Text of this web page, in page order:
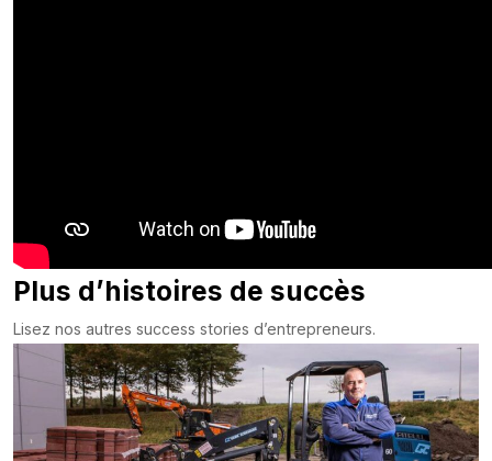
Plus d’histoires de succès
Lisez nos autres success stories d’entrepreneurs.